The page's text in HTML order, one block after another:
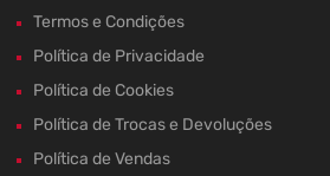
Termos e Condições
Política de Privacidade
Política de Cookies
Política de Trocas e Devoluções
Política de Vendas